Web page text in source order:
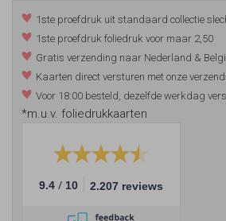
1ste proefdruk uit standaard collectie
1ste proefdruk foliedruk voor maar 2,50
Gratis verzending naar Nederland &
Kaarten direct versturen met onze
Voor 18:00 besteld, dezelfde werkdag
*m.u.v. foliedrukkaarten
9.4 / 10 2.207 reviews